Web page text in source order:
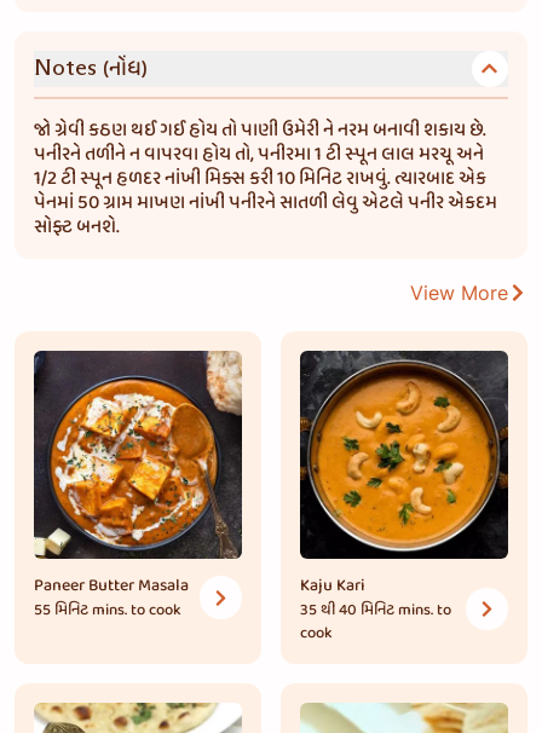
Notes (નોંધ)
જો ગ્રેવી કઠણ થઈ ગઈ હોય તો પાણી ઉમેરી ને નરમ બનાવી શકાય છે.
પનીરને તળીને ન વાપરવા હોય તો, પનીરમા 1 ટી સ્પૂન લાલ મરચૂ અને
1/2 ટી સ્પૂન હળદર નાંખી મિક્સ કરી 10 મિનિટ રાખવું. ત્યારબાદ એક
પેનમાં 50 ગ્રામ માખણ નાંખી પનીરને સાતળી લેવુ એટલે પનીર એકદમ
સોફ્ટ બનશે.
View More
Paneer Butter Masala
55 મિનિટmins. to cook
Kaju Kari
35 થી 40 મિનિટmins. to
cook